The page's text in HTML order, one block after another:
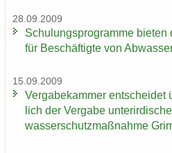
28.09.2009
Schu­lungs­pro­gram­me bie­ten
für Be­schäf­tig­te von
15.09.2009
Ver­ga­be­kam­mer
lich der Ver­ga­be
was­ser­schutz­maß­nah­me